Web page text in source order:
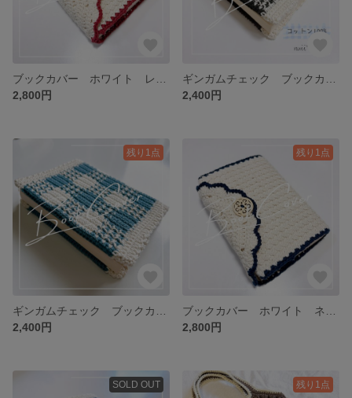
2,800円
2,400円
残り1点
2,400円
残り1点
2,800円
SOLD OUT 残り1点